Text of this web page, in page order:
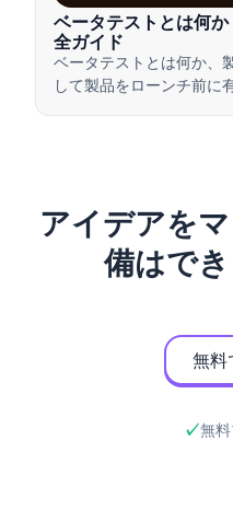
ベータテストとは何
全ガイド
ベータテストとは何か、
して製品をローンチ前に
アイデアを
備はで
無料
無